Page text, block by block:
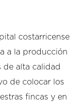
costarricense
a la producción
de alta calidad
de colocar los
fincas y en